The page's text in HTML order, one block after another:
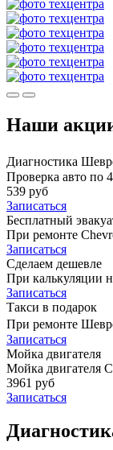
Наши
Диагностика
Проверка авто по
539 руб
Записаться
Бесплатный
При ремонте
Записаться
Сделаем дешевле
При калькуляции
Записаться
Такси в подарок
При ремонте
Записаться
Мойка двигателя
Мойка двигателя
3961 руб
Записаться